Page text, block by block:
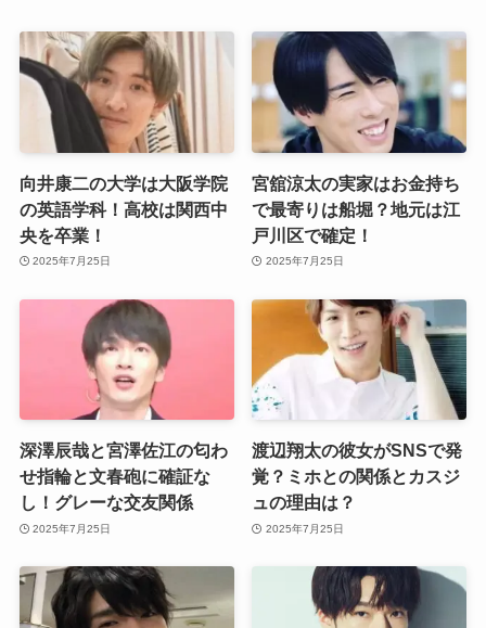
向井康二の大学は大阪学院
の英語学科！高校は関西中
央を卒業！
2025年7月25日
宮舘涼太の実家はお金持ち
で最寄りは船堀？地元は江
戸川区で確定！
2025年7月25日
深澤辰哉と宮澤佐江の匂わ
せ指輪と文春砲に確証な
し！グレーな交友関係
2025年7月25日
渡辺翔太の彼女がSNSで発
覚？ミホとの関係とカスジ
ュの理由は？
2025年7月25日